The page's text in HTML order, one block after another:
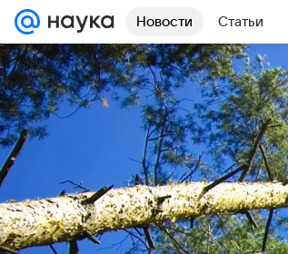
Новости Статьи